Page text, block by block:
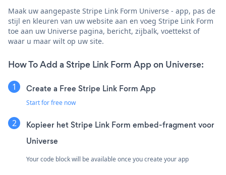
Maak uw aangepaste Stripe Link Form Universe - app, pas de
stijl en kleuren van uw website aan en voeg Stripe Link Form
toe aan uw Universe pagina, bericht, zijbalk, voettekst of
waar u maar wilt op uw site.
How To Add a Stripe Link Form App on Universe:
Create a Free Stripe Link Form App
Start for free now
Kopieer het Stripe Link Form embed-fragment voor
Universe
Your code block will be available once you create your app